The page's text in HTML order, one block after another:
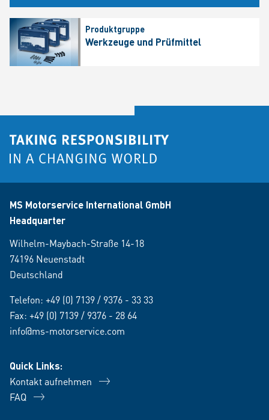
Produktgruppe
Werkzeuge und Prüfmittel
MS Motorservice International GmbH
Headquarter
Wilhelm-Maybach-Straße 14-18
74196 Neuenstadt
Deutschland
Telefon: +49 (0) 7139 / 9376 - 33 33
Fax: +49 (0) 7139 / 9376 - 28 64
info@ms-motorservice.com
Quick Links:
Kontakt aufnehmen
FAQ